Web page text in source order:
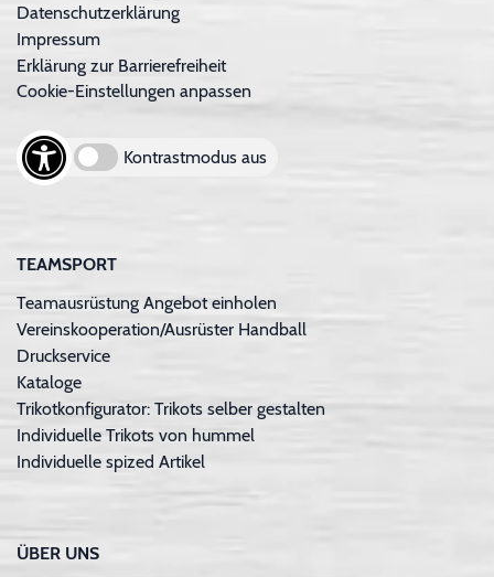
Datenschutzerklärung
Impressum
Erklärung zur Barrierefreiheit
Cookie-Einstellungen anpassen
Kontrastmodus aus
TEAMSPORT
Teamausrüstung Angebot einholen
Vereinskooperation/Ausrüster Handball
Druckservice
Kataloge
Trikotkonfigurator: Trikots selber gestalten
Individuelle Trikots von hummel
Individuelle spized Artikel
ÜBER UNS